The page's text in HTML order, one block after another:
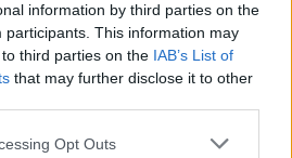
information by third parties on the
participants. This information may
third parties on the IAB’s List of
that may further disclose it to other
Opt Outs
νέα διαδικασία και
ασθενής με
ο οποίος περιέγραψε
αντιμετώπιζε μέχρι σήμερα